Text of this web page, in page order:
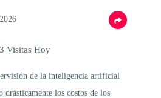
Visitas Hoy
de la inteligencia artificial
drásticamente los costos de los